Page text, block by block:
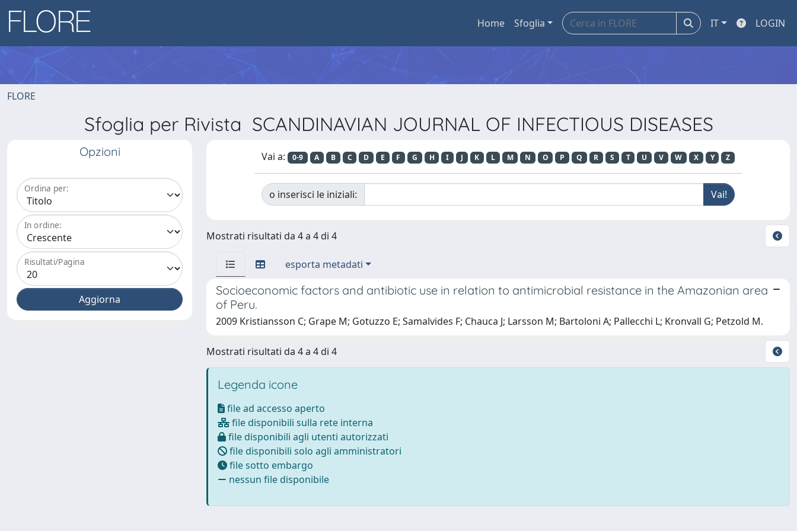
Home Sfoglia IT LOGIN
FLORE
Sfoglia per Rivista SCANDINAVIAN JOURNAL OF INFECTIOUS DISEASES
Opzioni
Ordina per:
In ordine:
Risultati/Pagina
Vai a: 0-9 A B C D E F G H I J K L M N O P Q R S T U V W X Y Z
o inserisci le iniziali:
Mostrati risultati da 4 a 4 di 4
esporta metadati
Socioeconomic factors and antibiotic use in relation to antimicrobial resistance in the Amazonian area
of Peru.
2009 Kristiansson C; Grape M; Gotuzzo E; Samalvides F; Chauca J; Larsson M; Bartoloni A; Pallecchi L; Kronvall G; Petzold M.
Mostrati risultati da 4 a 4 di 4
Legenda icone
file ad accesso aperto
file disponibili sulla rete interna
file disponibili agli utenti autorizzati
file disponibili solo agli amministratori
file sotto embargo
nessun file disponibile